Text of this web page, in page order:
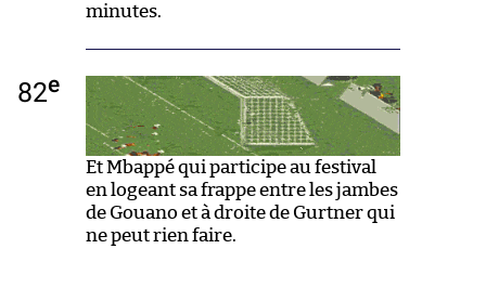
minutes.
82e
Et Mbappé qui participe au festival
en logeant sa frappe entre les jambes
de Gouano et à droite de Gurtner qui
ne peut rien faire.